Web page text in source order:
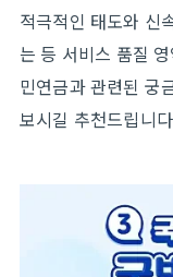
적극적인 태도와 신
는 등 서비스 품질
민연금과 관련된 궁
보시길 추천드립니